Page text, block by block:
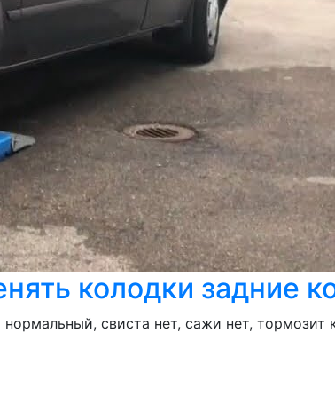
колодки задние
свиста нет, сажи нет, тормозит